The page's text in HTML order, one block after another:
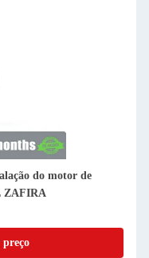
do motor de
ZAFIRA